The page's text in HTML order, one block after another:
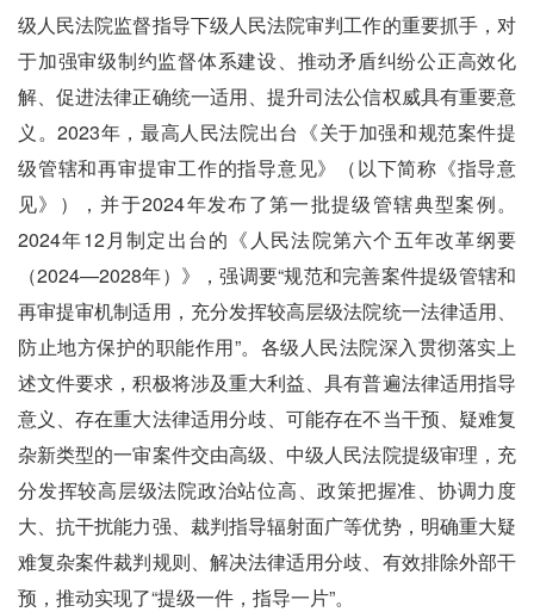
级人民法院监督指导下级人民法院审判工作的重要抓手，对
于加强审级制约监督体系建设、推动矛盾纠纷公正高效化
解、促进法律正确统一适用、提升司法公信权威具有重要意
义。2023年，最高人民法院出台《关于加强和规范案件提
级管辖和再审提审工作的指导意见》（以下简称《指导意
见》），并于2024年发布了第一批提级管辖典型案例。
2024年12月制定出台的《人民法院第六个五年改革纲要
（2024—2028年）》，强调要“规范和完善案件提级管辖和
再审提审机制适用，充分发挥较高层级法院统一法律适用、
防止地方保护的职能作用”。各级人民法院深入贯彻落实上
述文件要求，积极将涉及重大利益、具有普遍法律适用指导
意义、存在重大法律适用分歧、可能存在不当干预、疑难复
杂新类型的一审案件交由高级、中级人民法院提级审理，充
分发挥较高层级法院政治站位高、政策把握准、协调力度
大、抗干扰能力强、裁判指导辐射面广等优势，明确重大疑
难复杂案件裁判规则、解决法律适用分歧、有效排除外部干
预，推动实现了“提级一件，指导一片”。